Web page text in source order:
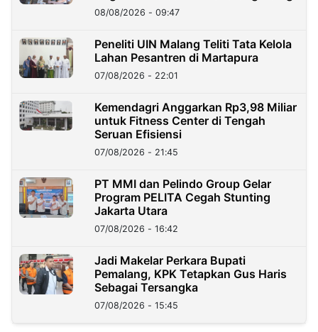
08/08/2026 - 09:47
Peneliti UIN Malang Teliti Tata Kelola
Lahan Pesantren di Martapura
07/08/2026 - 22:01
Kemendagri Anggarkan Rp3,98 Miliar
untuk Fitness Center di Tengah
Seruan Efisiensi
07/08/2026 - 21:45
PT MMI dan Pelindo Group Gelar
Program PELITA Cegah Stunting
Jakarta Utara
07/08/2026 - 16:42
Jadi Makelar Perkara Bupati
Pemalang, KPK Tetapkan Gus Haris
Sebagai Tersangka
07/08/2026 - 15:45